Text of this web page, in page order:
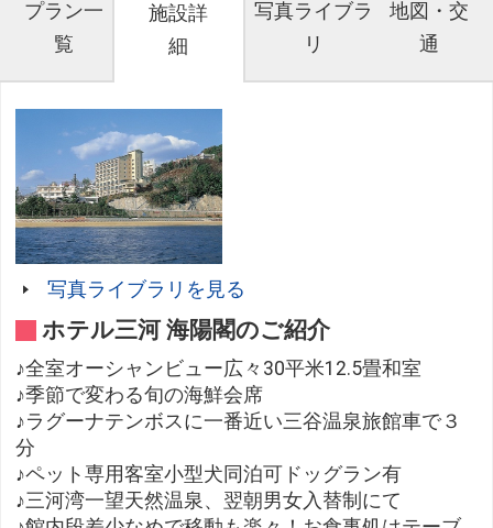
プラン一
覧
施設詳
細
写真ライブラ
リ
地図・交
通
写真ライブラリを見る
ホテル三河 海陽閣のご紹介
♪全室オーシャンビュー広々30平米12.5畳和室
♪季節で変わる旬の海鮮会席
♪ラグーナテンボスに一番近い三谷温泉旅館車で３
分
♪ペット専用客室小型犬同泊可ドッグラン有
♪三河湾一望天然温泉、翌朝男女入替制にて